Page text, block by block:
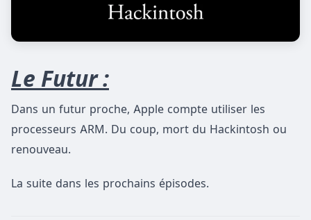
Le Futur :
Dans un futur proche, Apple compte utiliser les
processeurs ARM. Du coup, mort du Hackintosh ou
renouveau.
La suite dans les prochains épisodes.